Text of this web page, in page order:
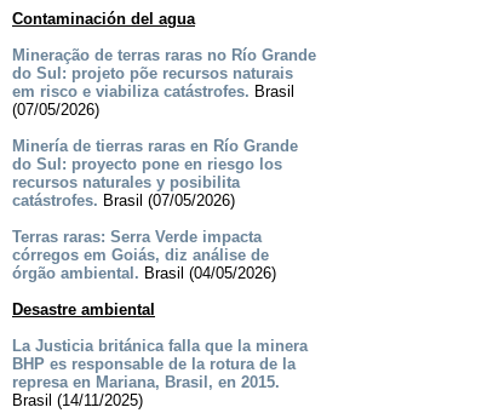
Contaminación del agua
Mineração de terras raras no Río Grande
do Sul: projeto põe recursos naturais
em risco e viabiliza catástrofes. Brasil
(07/05/2026)
Minería de tierras raras en Río Grande
do Sul: proyecto pone en riesgo los
recursos naturales y posibilita
catástrofes. Brasil (07/05/2026)
Terras raras: Serra Verde impacta
córregos em Goiás, diz análise de
órgão ambiental. Brasil (04/05/2026)
Desastre ambiental
La Justicia británica falla que la minera
BHP es responsable de la rotura de la
represa en Mariana, Brasil, en 2015.
Brasil (14/11/2025)